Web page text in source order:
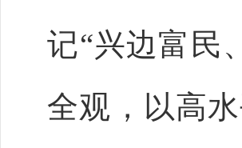
记“兴边富民
全观，以高